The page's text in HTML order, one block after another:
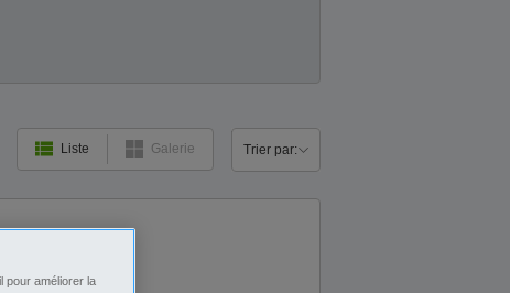
Liste Galerie
pour améliorer la